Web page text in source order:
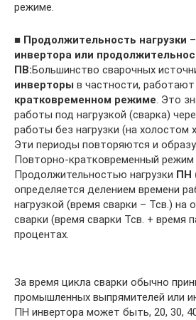
режиме.
■ Продолжительность нагрузки –
инвертора или
ПВ:Большинство сварочных
инверторы в частности, работают
кратковременном режиме. Это
работы под нагрузкой (сварка)
работы без нагрузки (на холостом
Эти периоды повторяются и
Повторно-кратковременный режим
Продолжительностью нагрузки ПН
определяется делением времени
нагрузкой (время сварки – Тсв.) на
сварки (время сварки Тсв. + время
процентах.
За время цикла сварки обычно
промышленных выпрямителей или
ПН инвертора может быть, 20, 30,